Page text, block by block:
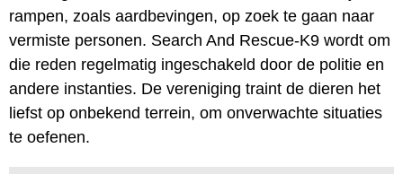
rampen, zoals aardbevingen, op zoek te gaan naar
vermiste personen. Search And Rescue-K9 wordt om
die reden regelmatig ingeschakeld door de politie en
andere instanties. De vereniging traint de dieren het
liefst op onbekend terrein, om onverwachte situaties
te oefenen.